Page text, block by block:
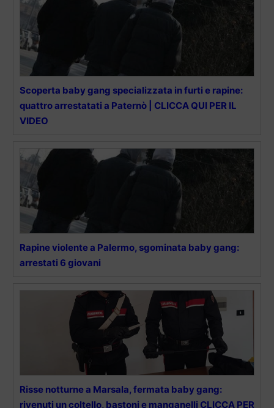
Scoperta baby gang specializzata in furti e rapine:
quattro arrestatati a Paternò | CLICCA QUI PER IL
VIDEO
Rapine violente a Palermo, sgominata baby gang:
arrestati 6 giovani
Risse notturne a Marsala, fermata baby gang:
rivenuti un coltello, bastoni e manganelli CLICCA PER